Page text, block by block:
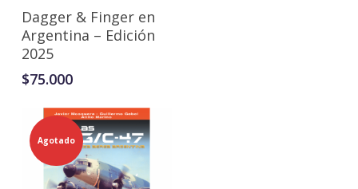
Agregar Al Carrito
Dagger & Finger en
Argentina – Edición
2025
$75.000
Agotado